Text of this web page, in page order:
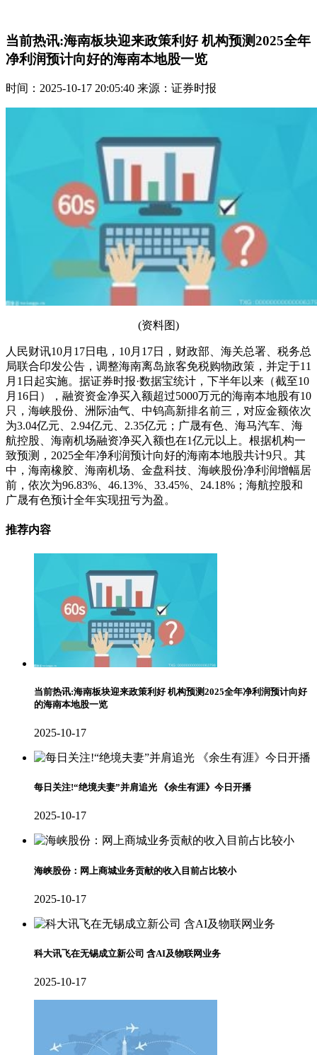
当前热讯:海南板块迎来政策利好 机构预测2025全年
净利润预计向好的海南本地股一览
时间：2025-10-17 20:05:40 来源：证券时报
(资料图)
人民财讯10月17日电，10月17日，财政部、海关总署、税务总
局联合印发公告，调整海南离岛旅客免税购物政策，并定于11
月1日起实施。据证券时报·数据宝统计，下半年以来（截至10
月16日），融资资金净买入额超过5000万元的海南本地股有10
只，海峡股份、洲际油气、中钨高新排名前三，对应金额依次
为3.04亿元、2.94亿元、2.35亿元；广晟有色、海马汽车、海
航控股、海南机场融资净买入额也在1亿元以上。根据机构一
致预测，2025全年净利润预计向好的海南本地股共计9只。其
中，海南橡胶、海南机场、金盘科技、海峡股份净利润增幅居
前，依次为96.83%、46.13%、33.45%、24.18%；海航控股和
广晟有色预计全年实现扭亏为盈。
推荐内容
当前热讯:海南板块迎来政策利好 机构预测2025全年净利润预计向好
的海南本地股一览
2025-10-17
每日关注!“绝境夫妻”并肩追光 《余生有涯》今日开播
2025-10-17
海峡股份：网上商城业务贡献的收入目前占比较小
2025-10-17
科大讯飞在无锡成立新公司 含AI及物联网业务
2025-10-17